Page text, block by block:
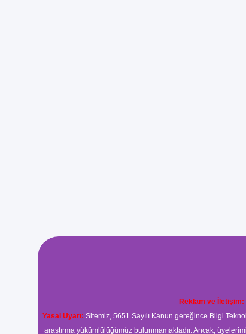
Reklam ve İletişim:
Yasal Uyarı: Sitemiz, 5651 Sayılı Kanun gereğince Bilgi
araştırma yükümlülüğümüz bulunmamaktadır. Ancak,